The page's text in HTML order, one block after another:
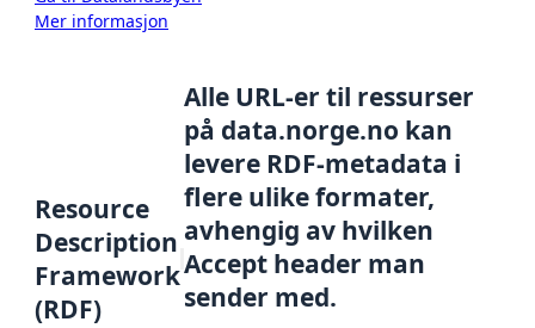
Mer informasjon
Resource
Description
Framework
(RDF)
Alle URL-er til ressurser
på data.norge.no kan
levere RDF-metadata i
flere ulike formater,
avhengig av hvilken
Accept header man
sender med.